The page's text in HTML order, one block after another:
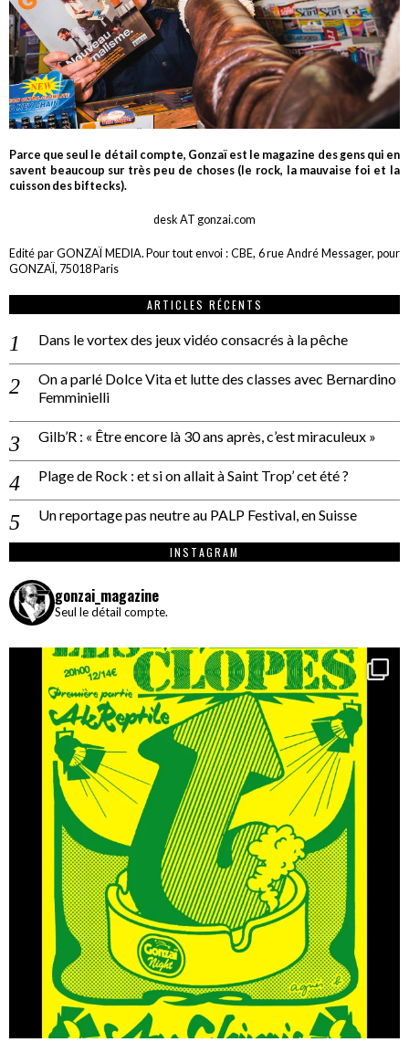
Parce que seul le détail compte, Gonzaï est le magazine des gens qui en
savent beaucoup sur très peu de choses (le rock, la mauvaise foi et la
cuisson des biftecks).
desk AT gonzai.com
Edité par GONZAÏ MEDIA. Pour tout envoi : CBE, 6 rue André Messager, pour
GONZAÏ, 75018 Paris
ARTICLES RÉCENTS
Dans le vortex des jeux vidéo consacrés à la pêche
On a parlé Dolce Vita et lutte des classes avec Bernardino
Femminielli
Gilb’R : « Être encore là 30 ans après, c’est miraculeux »
Plage de Rock : et si on allait à Saint Trop’ cet été ?
Un reportage pas neutre au PALP Festival, en Suisse
INSTAGRAM
gonzai_magazine
Seul le détail compte.